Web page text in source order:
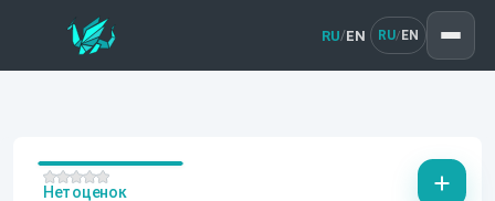
RU/EN RU/ EN
Нет оценок